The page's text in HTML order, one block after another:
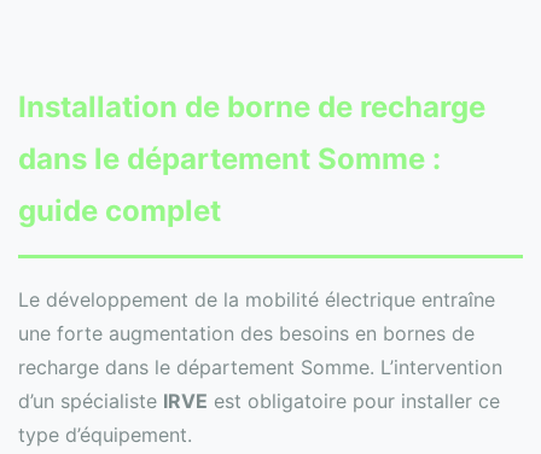
Installation de borne de recharge
dans le département Somme :
guide complet
Le développement de la mobilité électrique entraîne
une forte augmentation des besoins en bornes de
recharge dans le département Somme. L’intervention
d’un spécialiste IRVE est obligatoire pour installer ce
type d’équipement.